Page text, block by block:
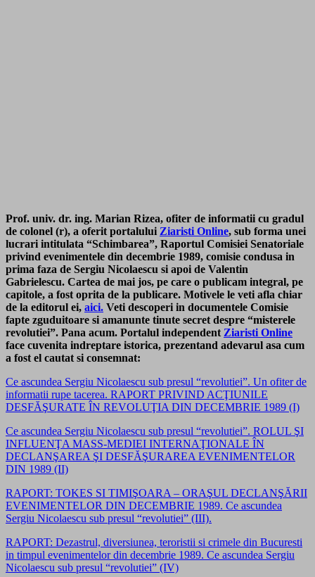
Prof. univ. dr. ing. Marian Rizea, ofiter de informatii cu gradul
de colonel (r), a oferit portalului Ziaristi Online, sub forma unei
lucrari intitulata “Schimbarea”, Raportul Comisiei Senatoriale
privind evenimentele din decembrie 1989, comisie condusa in
prima faza de Sergiu Nicolaescu si apoi de Valentin
Gabrielescu. Cartea de mai jos, pe care o publicam integral, pe
capitole, a fost oprita de la publicare. Motivele le veti afla chiar
de la editorul ei, aici. Veti descoperi in documentele Comisie
fapte zguduitoare si amanunte tinute secret despre “misterele
revolutiei”. Pana acum. Portalul independent Ziaristi Online
face cuvenita indreptare istorica, prezentand adevarul asa cum
a fost el cautat si consemnat:
Ce ascundea Sergiu Nicolaescu sub presul “revolutiei”. Un ofiter de
informatii rupe tacerea. RAPORT PRIVIND ACŢIUNILE
DESFĂŞURATE ÎN REVOLUŢIA DIN DECEMBRIE 1989 (I)
Ce ascundea Sergiu Nicolaescu sub presul “revolutiei”. ROLUL ŞI
INFLUENŢA MASS-MEDIEI INTERNAŢIONALE ÎN
DECLANŞAREA ŞI DESFĂŞURAREA EVENIMENTELOR
DIN 1989 (II)
RAPORT: TOKES SI TIMIŞOARA – ORAŞUL DECLANŞĂRII
EVENIMENTELOR DIN DECEMBRIE 1989. Ce ascundea
Sergiu Nicolaescu sub presul “revolutiei” (III).
RAPORT: Dezastrul, diversiunea, teroristii si crimele din Bucuresti
in timpul evenimentelor din decembrie 1989. Ce ascundea Sergiu
Nicolaescu sub presul “revolutiei” (IV)